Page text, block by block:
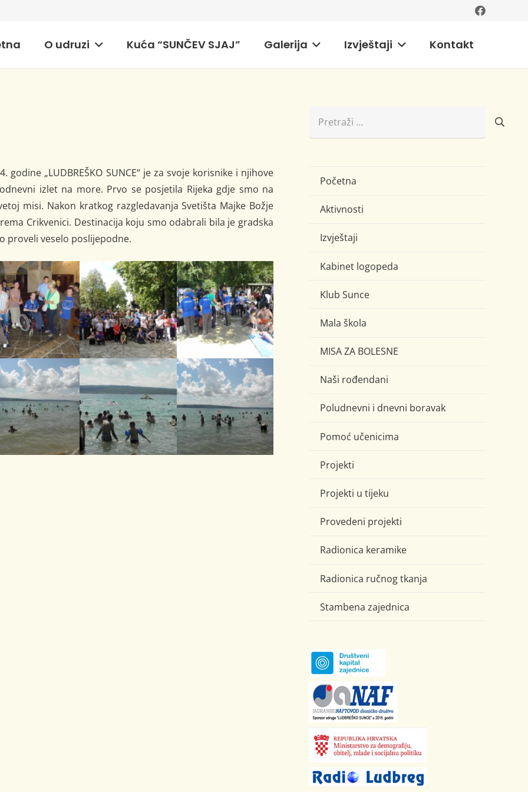
O udruzi Kuća “SUNČEV SJAJ” Galerija Izvještaji Kontakt
godine „LUDBREŠKO SUNCE“ je za svoje korisnike i njihove
izlet na more. Prvo se posjetila Rijeka gdje smo na
misi. Nakon kratkog razgledavanja Svetišta Majke Božje
Crikvenici. Destinacija koju smo odabrali bila je gradska
proveli veselo poslijepodne.
Početna
Aktivnosti
Izvještaji
Kabinet logopeda
Klub Sunce
Mala škola
MISA ZA BOLESNE
Naši rođendani
Poludnevni i dnevni boravak
Pomoć učenicima
Projekti
Projekti u tijeku
Provedeni projekti
Radionica keramike
Radionica ručnog tkanja
Stambena zajednica